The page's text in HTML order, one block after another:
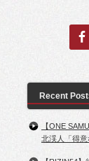
Recent
【ONE
北渓人「得